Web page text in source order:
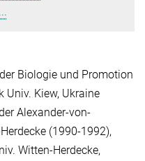
Biologie und Promotion
Univ. Kiew, Ukraine
Alexander-von-
(1990-1992),
Witten-Herdecke,